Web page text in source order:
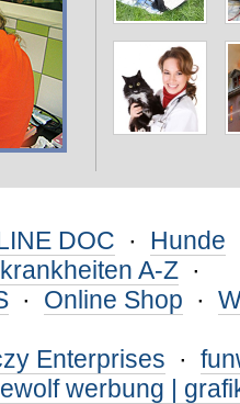
DOC · Hunde
A-Z ·
· Online Shop ·
Enterprises ·
werbung |